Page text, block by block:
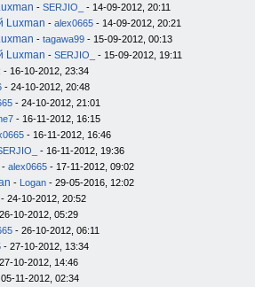
- SERJIO_ - 14-09-2012, 20:11
Luxman - alex0665 - 14-09-2012, 20:21
- tagawa99 - 15-09-2012, 00:13
Luxman - SERJIO_ - 15-09-2012, 19:11
- 16-10-2012, 23:34
- 24-10-2012, 20:48
- 24-10-2012, 21:01
- 16-11-2012, 16:15
- 16-11-2012, 16:46
- 16-11-2012, 19:36
- alex0665 - 17-11-2012, 09:02
- Logan - 29-05-2016, 12:02
- 24-10-2012, 20:52
10-2012, 05:29
- 26-10-2012, 06:11
- 27-10-2012, 13:34
10-2012, 14:46
11-2012, 02:34